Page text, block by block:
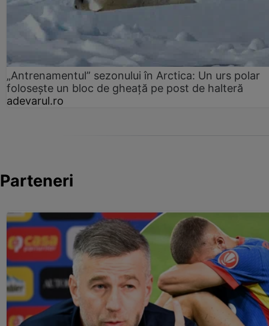
„Antrenamentul” sezonului în Arctica: Un urs polar
folosește un bloc de gheață pe post de halteră
adevarul.ro
Parteneri